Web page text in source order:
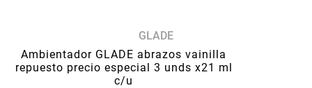
GLADE
Ambientador GLADE abrazos vainilla
repuesto precio especial 3 unds x21 ml
c/u